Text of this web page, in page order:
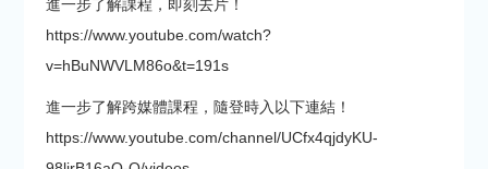
進一步了解課程，即刻去片！
https://www.youtube.com/watch?
v=hBuNWVLM86o&t=191s
進一步了解跨媒體課程，隨登時入以下連結！
https://www.youtube.com/channel/UCfx4qjdyKU-